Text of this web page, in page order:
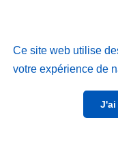
Ce site web utilise
votre expérience de
J'ai